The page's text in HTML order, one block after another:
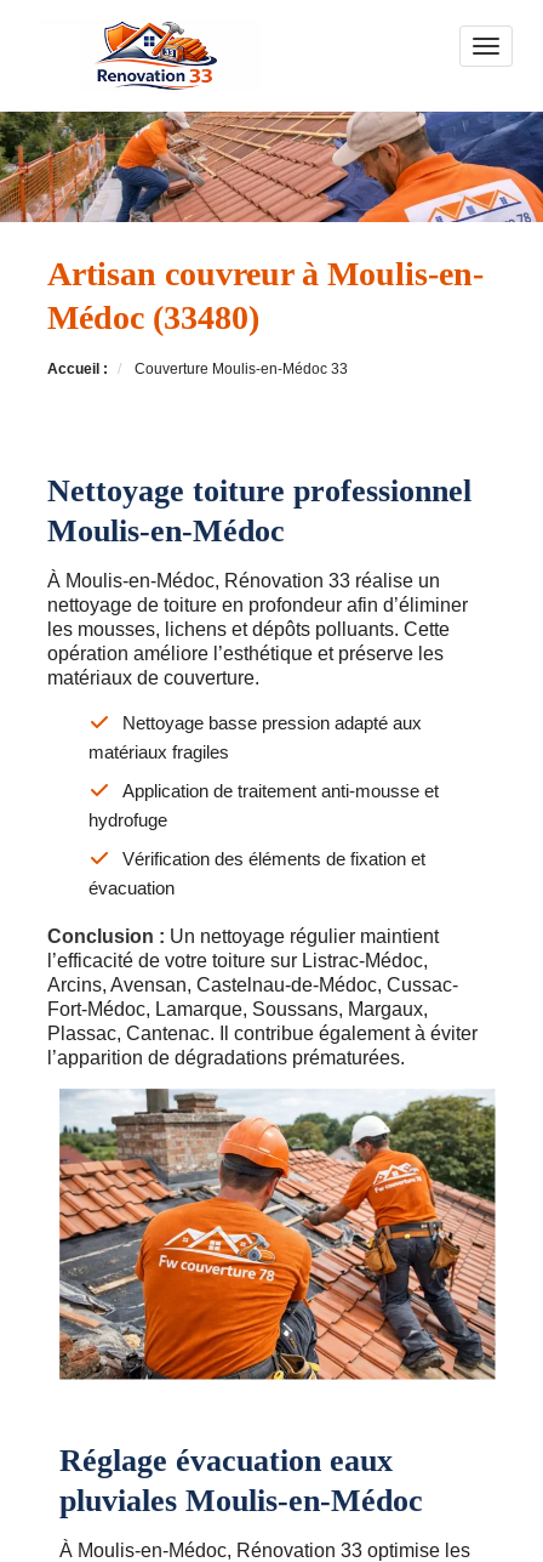
Toggle
Artisan couvreur à Moulis-en-
Médoc (33480)
Accueil : Couverture Moulis-en-Médoc 33
Nettoyage toiture professionnel
Moulis-en-Médoc
À Moulis-en-Médoc, Rénovation 33 réalise un
nettoyage de toiture en profondeur afin d’éliminer
les mousses, lichens et dépôts polluants. Cette
opération améliore l’esthétique et préserve les
matériaux de couverture.
Nettoyage basse pression adapté aux
matériaux fragiles
Application de traitement anti-mousse et
hydrofuge
Vérification des éléments de fixation et
évacuation
Conclusion : Un nettoyage régulier maintient
l’efficacité de votre toiture sur Listrac-Médoc,
Arcins, Avensan, Castelnau-de-Médoc, Cussac-
Fort-Médoc, Lamarque, Soussans, Margaux,
Plassac, Cantenac. Il contribue également à éviter
l’apparition de dégradations prématurées.
Réglage évacuation eaux
pluviales Moulis-en-Médoc
À Moulis-en-Médoc, Rénovation 33 optimise les